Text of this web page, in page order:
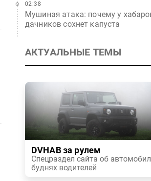
Мушиная атака: почему у
дачников сохнет капуста
02:38
АКТУАЛЬНЫЕ ТЕМЫ
DVHAB за рулем
Спецраздел сайта об
буднях водителей